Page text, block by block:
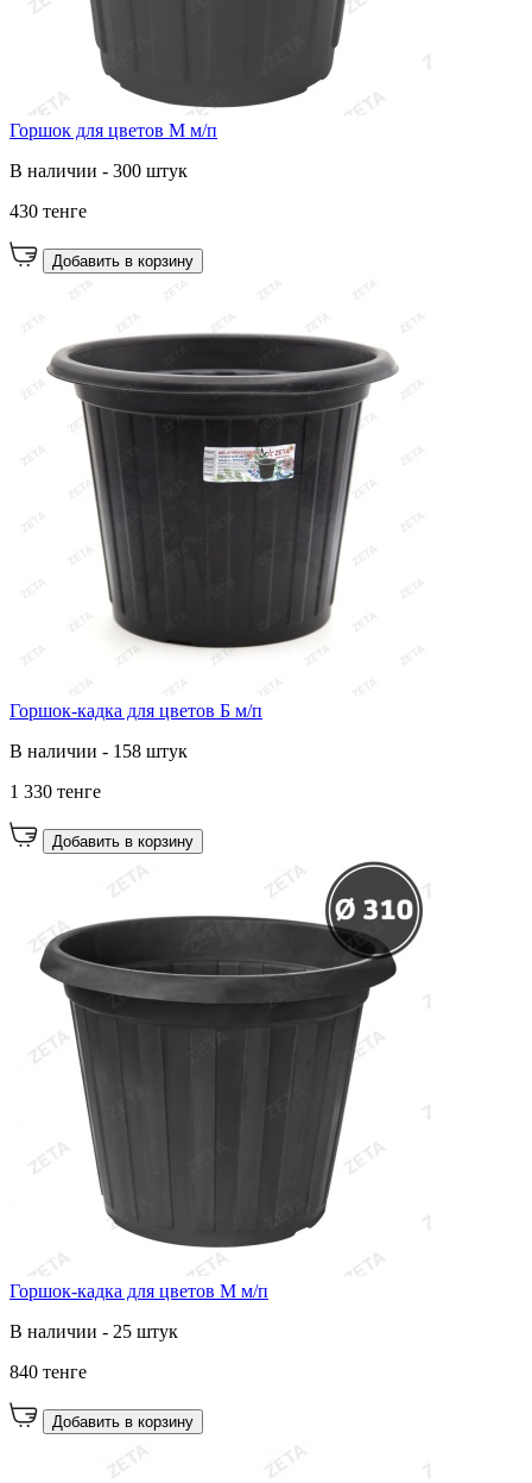
Горшок для цветов М м/п
В наличии - 300 штук
430 тенге
Добавить в корзину
Горшок-кадка для цветов Б м/п
В наличии - 158 штук
1 330 тенге
Добавить в корзину
Горшок-кадка для цветов М м/п
В наличии - 25 штук
840 тенге
Добавить в корзину